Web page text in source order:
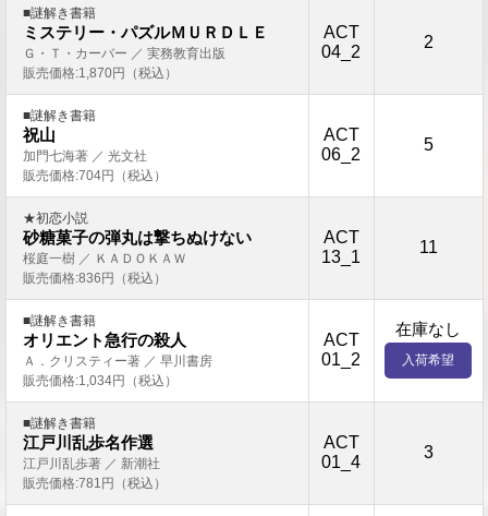
■謎解き書籍
ミステリー・パズルＭＵＲＤＬＥ
Ｇ・Ｔ・カーバー ／ 実務教育出版
販売価格:1,870円（税込）
ACT
04_2
2
■謎解き書籍
祝山
加門七海著 ／ 光文社
販売価格:704円（税込）
ACT
06_2
5
★初恋小説
砂糖菓子の弾丸は撃ちぬけない
桜庭一樹 ／ ＫＡＤＯＫＡＷ
販売価格:836円（税込）
ACT
13_1
11
■謎解き書籍
オリエント急行の殺人
Ａ．クリスティー著 ／ 早川書房
販売価格:1,034円（税込）
ACT
01_2
在庫なし
入荷希望
■謎解き書籍
江戸川乱歩名作選
江戸川乱歩著 ／ 新潮社
販売価格:781円（税込）
ACT
01_4
3